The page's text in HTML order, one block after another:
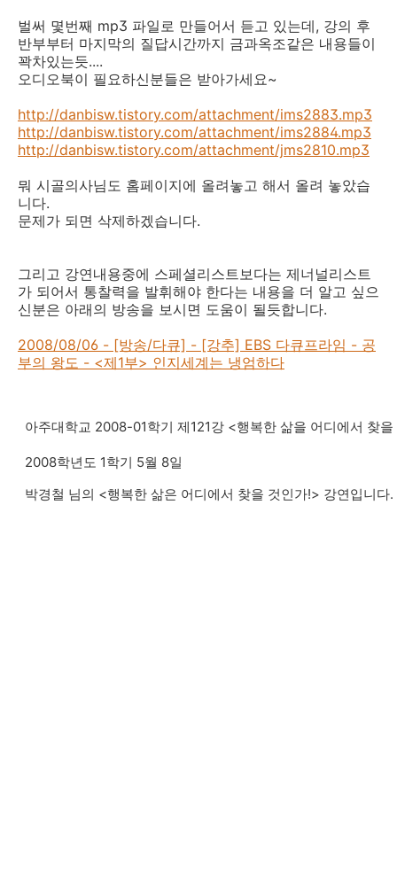
벌써 몇번째 mp3 파일로 만들어서 듣고 있는데, 강의 후
반부부터 마지막의 질답시간까지 금과옥조같은 내용들이
꽉차있는듯....
오디오북이 필요하신분들은 받아가세요~
http://danbisw.tistory.com/attachment/ims2883.mp3
http://danbisw.tistory.com/attachment/ims2884.mp3
http://danbisw.tistory.com/attachment/jms2810.mp3
뭐 시골의사님도 홈페이지에 올려놓고 해서 올려 놓았습
니다.
문제가 되면 삭제하겠습니다.
그리고 강연내용중에 스페셜리스트보다는 제너널리스트
가 되어서 통찰력을 발휘해야 한다는 내용을 더 알고 싶으
신분은 아래의 방송을 보시면 도움이 될듯합니다.
2008/08/06 - [방송/다큐] - [강추] EBS 다큐프라임 - 공
부의 왕도 - <제1부> 인지세계는 냉엄하다
아주대학교 2008-01학기 제121강 <행복한 삶을 어디에서 찾
2008학년도 1학기 5월 8일
박경철 님의 <행복한 삶은 어디에서 찾을 것인가!> 강연입니다.